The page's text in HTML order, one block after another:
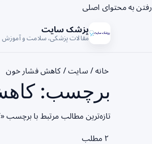
رفتن به محتوای اصلی
پزشک سایت
مقالات پزشکی، سلامت و آموزش
خانه/ سایت/ کاهش فشار خون
برچسب:
تازه‌ترین مطالب مرتبط با
۲ مطلب